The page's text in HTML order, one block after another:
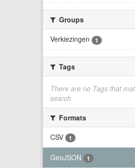
Groups
Verkiezingen
1
Tags
There are no Tags that
search
Formats
CSV
1
GeoJSON 1